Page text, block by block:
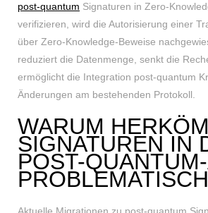
post-quantum Signaturen in Zero-
verifizieren, wird die Autorisierung einer
über Zero-Knowledge-Beweise
reduziert die Datenmenge, senkt die
ermöglicht die Integration post-quantum
Änderungen am bestehenden Protokoll.
WARUM
SIGNATUREN IN
POST-